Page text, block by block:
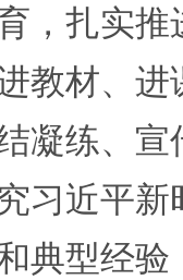
，扎实
教材、
凝练、
习近平
典型经